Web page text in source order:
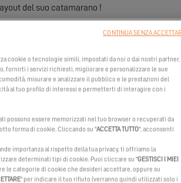
layout del suo catamarano !
cookie o tecnologie simili, impostati da noi o dai nostri partner,
fornirti i servizi richiesti, migliorare e personalizzare le sue
misurare e analizzare il pubblico e le prestazioni del
al tuo profilo di interessi e permetterti di interagire con i
possono essere memorizzati nel tuo browser o recuperati da
forma di cookie. Cliccando su "ACCETTA TUTTO", acconsenti
importanza al rispetto della tua privacy, ti offriamo la
determinati tipi di cookie. Puoi cliccare su "GESTISCI I MIEI
le categorie di cookie che desideri accettare, oppure su
" per indicare il tuo rifiuto (verranno quindi utilizzati solo i
CONTINUA SENZA